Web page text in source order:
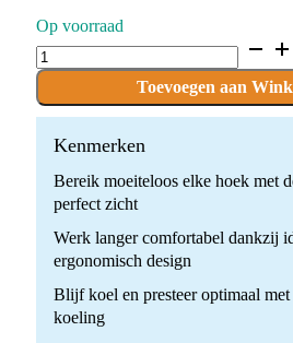
Op voorraad
Bien-
Air
L
+
UNIFIX
SET
Toevoegen aan
Kenmerken
Bereik moeiteloos elke hoek met
perfect zicht
Werk langer comfortabel dankzij
ergonomisch design
Blijf koel en presteer optimaal met
koeling